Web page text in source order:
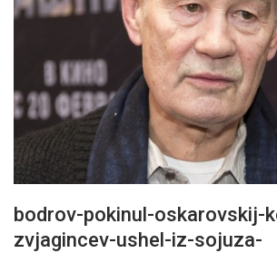
bodrov-pokinul-oskarovskij-
zvjagincev-ushel-iz-sojuza-